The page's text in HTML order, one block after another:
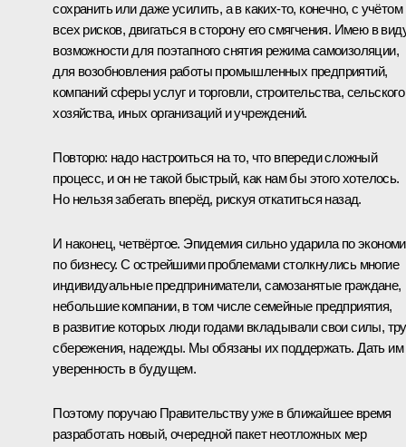
сохранить или даже усилить, а в каких-то, конечно, с учётом
всех рисков, двигаться в сторону его смягчения. Имею в
возможности для поэтапного снятия режима самоизоляции,
для возобновления работы промышленных предприятий,
компаний сферы услуг и торговли, строительства, сельского
хозяйства, иных организаций и учреждений.
Повторю: надо настроиться на то, что впереди сложный
процесс, и он не такой быстрый, как нам бы этого хотелось.
Но нельзя забегать вперёд, рискуя откатиться назад.
И наконец, четвёртое. Эпидемия сильно ударила по
по бизнесу. С острейшими проблемами столкнулись многие
индивидуальные предприниматели, самозанятые граждане,
небольшие компании, в том числе семейные предприятия,
в развитие которых люди годами вкладывали свои силы,
сбережения, надежды. Мы обязаны их поддержать. Дать им
уверенность в будущем.
Поэтому поручаю Правительству уже в ближайшее время
разработать новый, очередной пакет неотложных мер